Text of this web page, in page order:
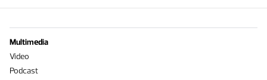
Multimedia
Video
Podcast